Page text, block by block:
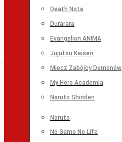
Death Note
Durarara
Evangelion ANIMA
Jujutsu Kaisen
Miecz Zabójcy Demonów
My Hero Academia
Naruto Shinden
Naruto
No Game No Life